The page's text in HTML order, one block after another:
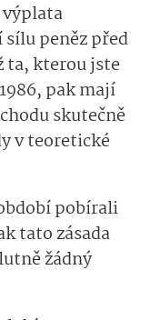
výplata
peněz před
ta, kterou jste
pak mají
skutečně
v teoretické
pobírali
tato zásada
žádný